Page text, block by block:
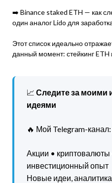
➡️ Binance staked ETH — как
один аналог Lido для
Этот список идеально
данный момент: стейкинг ETH
📈 Следите за моими
идеями
🔥 Мой Telegram-канал:
Акции •
инвестиционный опыт
Новые идеи,